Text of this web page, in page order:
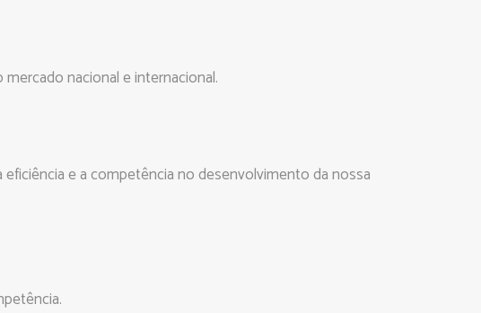
nacional e internacional.
e a competência no desenvolvimento da nossa